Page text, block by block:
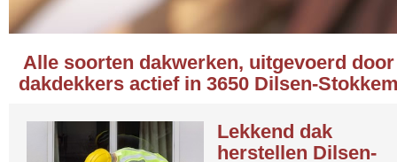
Alle soorten dakwerken, uitgevoerd door
dakdekkers actief in 3650 Dilsen-
Lekkend dak
herstellen Dilsen-